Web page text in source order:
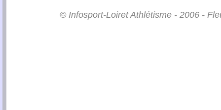
© Infosport-Loiret Athlétisme - 2006 -